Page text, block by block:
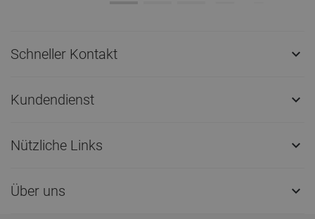
Schneller Kontakt 
Kundendienst 
Nützliche Links 
Über uns 